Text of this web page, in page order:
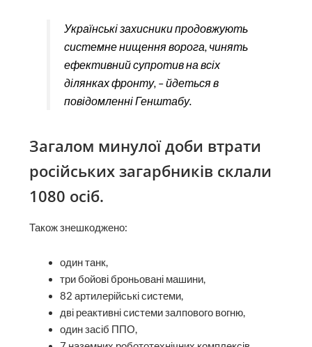
Українські захисники продовжують
системне нищення ворога, чинять
ефективний супротив на всіх
ділянках фронту, – йдеться в
повідомленні Генштабу.
Загалом минулої доби втрати
російських загарбників склали
1080 осіб.
Також знешкоджено:
один танк,
три бойові броньовані машини,
82 артилерійські системи,
дві реактивні системи залпового вогню,
один засіб ППО,